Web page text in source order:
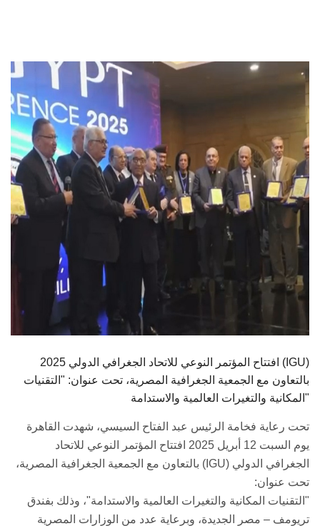
2025 افتتاح المؤتمر النوعي للاتحاد الجغرافي الدولي (IGU)
بالتعاون مع الجمعية الجغرافية المصرية، تحت عنوان: "التقنيات
المكانية والتغيرات العالمية والاستدامة"
تحت رعاية فخامة الرئيس عبد الفتاح السيسي، شهدت القاهرة
يوم السبت 12 أبريل 2025 افتتاح المؤتمر النوعي للاتحاد
الجغرافي الدولي (IGU) بالتعاون مع الجمعية الجغرافية المصرية،
تحت عنوان:
"التقنيات المكانية والتغيرات العالمية والاستدامة"، وذلك بفندق
تريومف – مصر الجديدة، وبرعاية عدد من الوزارات المصرية